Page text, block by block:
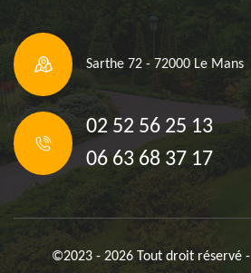
Sarthe 72 - 72000 Le Mans
02 52 56 25 13
06 63 68 37 17
©2023 - 2026 Tout droit réservé -